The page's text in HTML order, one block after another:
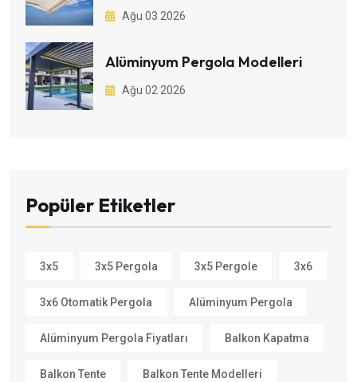
Ağu 03 2026
Alüminyum Pergola Modelleri
Ağu 02 2026
Popüler Etiketler
3x5 3x5 Pergola 3x5 Pergole 3x6
3x6 Otomatik Pergola Alüminyum Pergola
Alüminyum Pergola Fiyatları Balkon Kapatma
Balkon Tente Balkon Tente Modelleri